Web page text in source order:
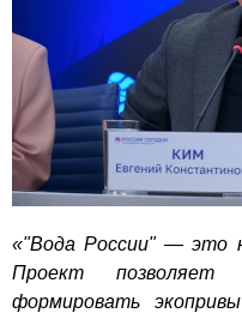
«"Вода России" — это
Проект позволяет
формировать